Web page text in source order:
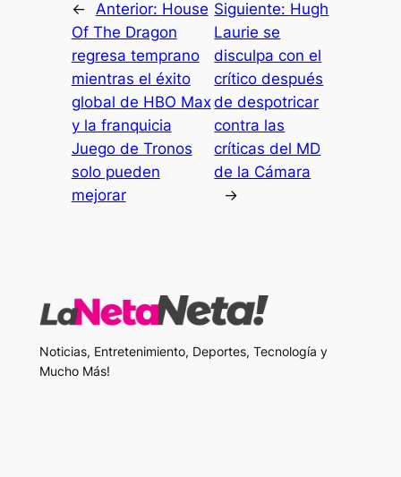
← Anterior: House
Of The Dragon
regresa temprano
mientras el éxito
global de HBO Max
y la franquicia
Juego de Tronos
solo pueden
mejorar
Siguiente: Hugh
Laurie se
disculpa con el
crítico después
de despotricar
contra las
críticas del MD
de la Cámara
→
Noticias, Entretenimiento, Deportes, Tecnología y
Mucho Más!